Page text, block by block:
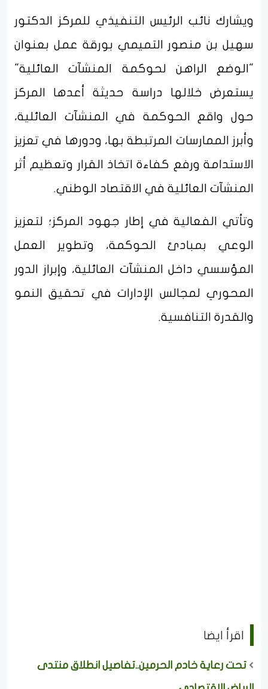
ويشارك نائب الرئيس التنفيذي للمركز الدكتور
سهيل بن منصور التميمي بورقة عمل بعنوان
"الوضع الراهن لحوكمة المنشآت العائلية"
يستعرض خلالها دراسة حديثة أعدها المركز
حول واقع الحوكمة في المنشآت العائلية،
وأبرز الممارسات المرتبطة بها، ودورها في تعزيز
الاستدامة ورفع كفاءة اتخاذ القرار وتعظيم أثر
المنشآت العائلية في الاقتصاد الوطني.
وتأتي الفعالية في إطار جهود المركز؛ لتعزيز
الوعي بمبادئ الحوكمة، وتطوير العمل
المؤسسي داخل المنشآت العائلية، وإبراز الدور
المحوري لمجالس الإدارات في تحقيق النمو
والقدرة التنافسية.
اقرأ ايضا
تحت رعاية خادم الحرمين..تفاصيل انطلاق منتدى